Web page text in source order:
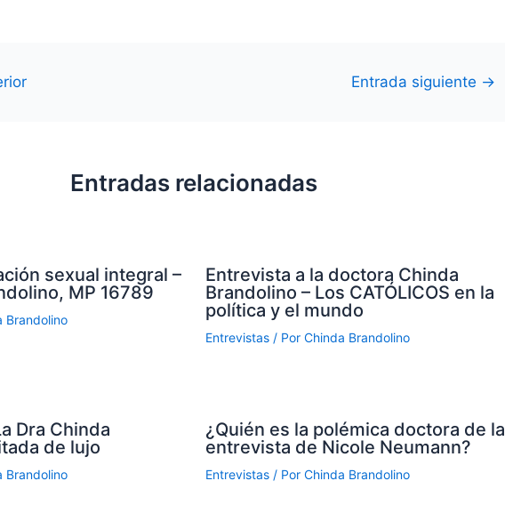
Entrada siguiente →
Entradas relacionadas
sexual integral –
MP 16789
Brandolino
Entrevista a la doctora Chinda
Brandolino – Los CATÓLICOS en la
política y el mundo
Entrevistas/ Por Chinda Brandolino
Dra Chinda
de lujo
Brandolino
¿Quién es la polémica doctora de la
entrevista de Nicole Neumann?
Entrevistas/ Por Chinda Brandolino